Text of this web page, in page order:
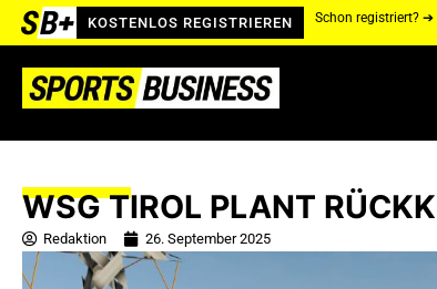
KOSTENLOS REGISTRIEREN Schon registriert? ➔
WSG TIROL PLANT
Redaktion 26. September 2025